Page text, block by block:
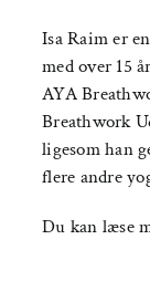
Isa Raim er
med over 15
AYA
Breathwork
ligesom han
flere andre
Du kan læse